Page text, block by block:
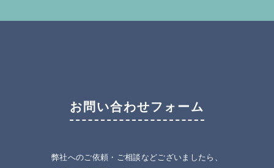
お問い合わせフォーム
弊社へのご依頼・ご相談などございましたら、